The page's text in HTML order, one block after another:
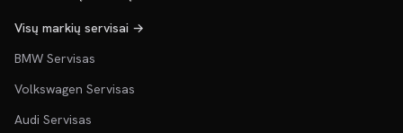
Visų markių servisai →
BMW Servisas
Volkswagen Servisas
Audi Servisas